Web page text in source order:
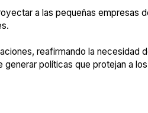
a las pequeñas empresas
reafirmando la necesidad
políticas que protejan a los